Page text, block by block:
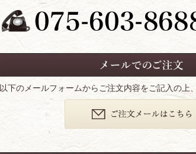
以下のメールフォームからご注文内容をご記入の上